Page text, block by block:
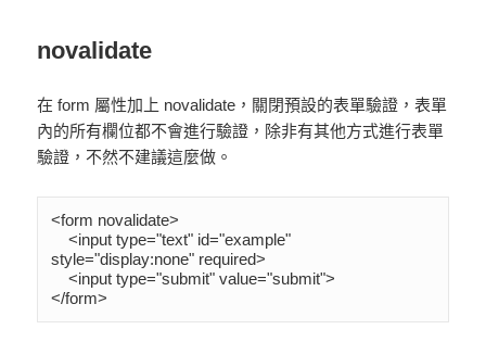
novalidate
在 form 屬性加上 novalidate，關閉預設的表單驗證，表單
內的所有欄位都不會進行驗證，除非有其他方式進行表單
驗證，不然不建議這麼做。
<form novalidate>
    <input type="text" id="example"
style="display:none" required>
    <input type="submit" value="submit">
</form>